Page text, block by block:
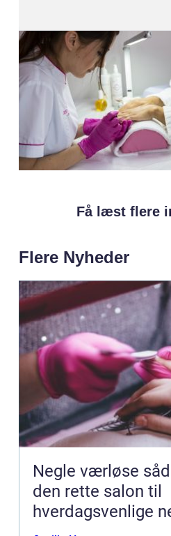
Få læst flere
Flere Nyheder
Negle værløse sådan finder du
den rette salon til
hverdagsvenlige